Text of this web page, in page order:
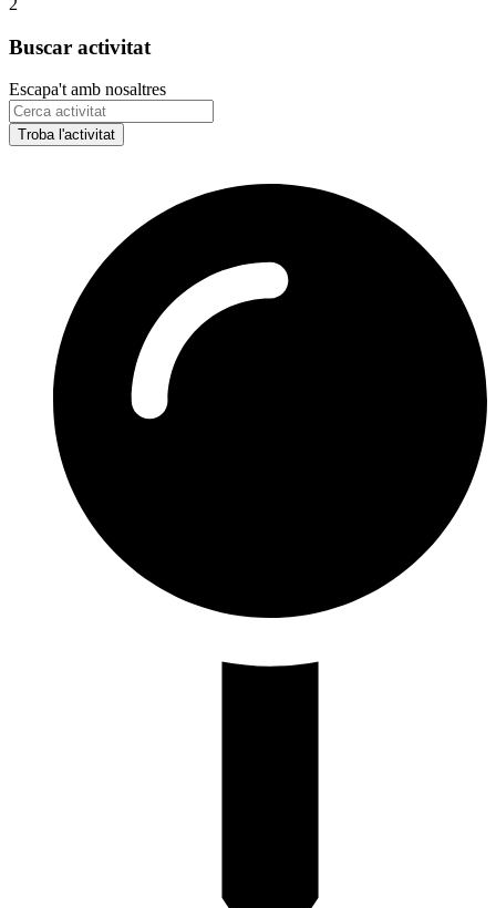
Buscar activitat
Escapa't amb nosaltres
Troba l'activitat